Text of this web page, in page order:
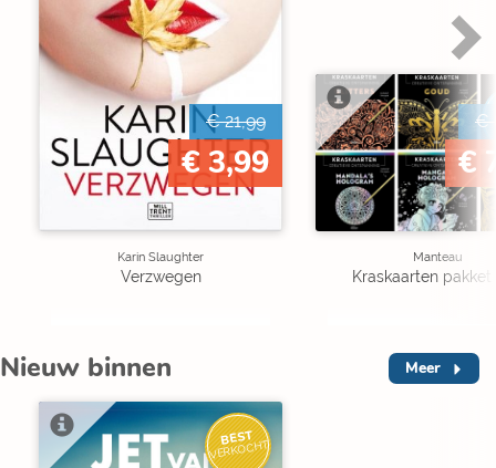
€ 21,99
€ 3,99
Karin Slaughter
Verzwegen
€
€
Manteau
Kraskaarten pakket
Nieuw binnen Meer
BEST
VERKOCHT